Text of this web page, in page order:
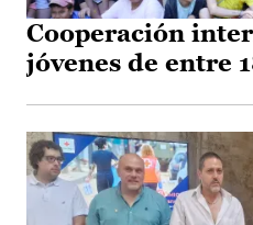
Cooperación
jóvenes de entre